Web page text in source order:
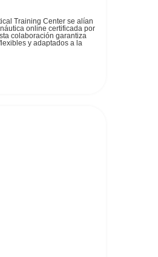
Training Center se alían
online certificada por
colaboración garantiza
y adaptados a la